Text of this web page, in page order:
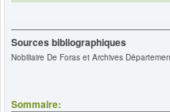
Sources bibliographiques
Nobiliaire De Foras et Archives
Sommaire: